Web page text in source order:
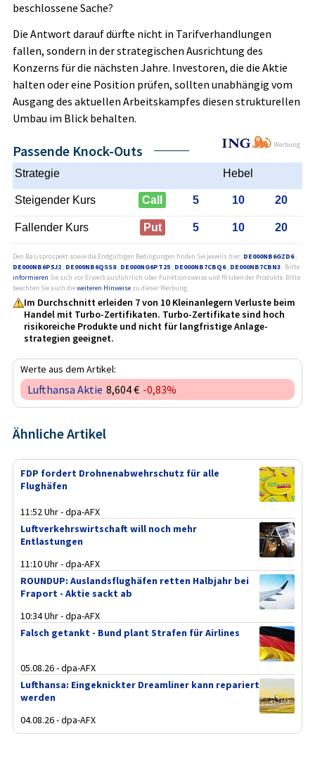
beschlossene Sache?
Die Antwort darauf dürfte nicht in Tarifverhandlungen
fallen, sondern in der strategischen Ausrichtung des
Konzerns für die nächsten Jahre. Investoren, die die Aktie
halten oder eine Position prüfen, sollten unabhängig vom
Ausgang des aktuellen Arbeitskampfes diesen strukturellen
Umbau im Blick behalten.
Werbung
Passende Knock-Outs
Strategie Hebel
Steigender Kurs Call 5 10 20
Fallender Kurs Put 5 10 20
Den Basisprospekt sowie die Endgültigen Bedingungen finden Sie jeweils hier: DE000NB6GZD6,
DE000NB6P5J2 , DE000NB6QSS8, DE000NG6PT25 , DE000NB7CBQ6, DE000NB7CBN3 . Bitte
informieren Sie sich vor Erwerb ausführlich über Funktionsweise und Risiken der Produkte. Bitte
beachten Sie auch dieweiteren Hinweise zu dieser Werbung.
Im Durchschnitt erleiden 7 von 10 Kleinanlegern Verluste beim
Handel mit Turbo-Zertifikaten. Turbo-Zertifikate sind hoch
risikoreiche Produkte und nicht für langfristige Anlage­
strategien geeignet.
Werte aus dem Artikel:
Lufthansa Aktie 8,604 € -0,83%
Ähnliche Artikel
FDP fordert Drohnenabwehrschutz für alle
Flughäfen
11:52 Uhr - dpa-AFX
Luftverkehrswirtschaft will noch mehr
Entlastungen
11:10 Uhr - dpa-AFX
ROUNDUP: Auslandsflughäfen retten Halbjahr bei
Fraport - Aktie sackt ab
10:34 Uhr - dpa-AFX
Falsch getankt - Bund plant Strafen für Airlines
05.08.26 - dpa-AFX
Lufthansa: Eingeknickter Dreamliner kann repariert
werden
04.08.26 - dpa-AFX